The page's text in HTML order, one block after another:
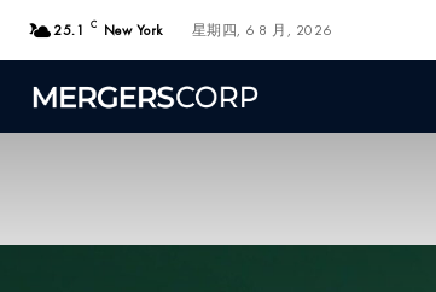
25.1 C New York 星期四, 6 8 月, 2026